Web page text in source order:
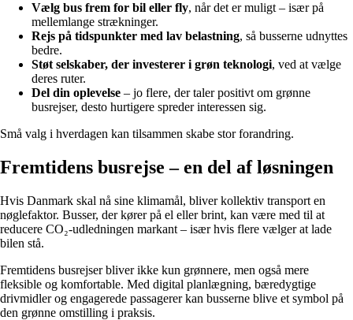
Vælg bus frem for bil eller fly, når det er muligt – især på
mellemlange strækninger.
Rejs på tidspunkter med lav belastning, så busserne udnyttes
bedre.
Støt selskaber, der investerer i grøn teknologi, ved at vælge
deres ruter.
Del din oplevelse – jo flere, der taler positivt om grønne
busrejser, desto hurtigere spreder interessen sig.
Små valg i hverdagen kan tilsammen skabe stor forandring.
Fremtidens busrejse – en del af løsningen
Hvis Danmark skal nå sine klimamål, bliver kollektiv transport en
nøglefaktor. Busser, der kører på el eller brint, kan være med til at
reducere CO₂-udledningen markant – især hvis flere vælger at lade
bilen stå.
Fremtidens busrejser bliver ikke kun grønnere, men også mere
fleksible og komfortable. Med digital planlægning, bæredygtige
drivmidler og engagerede passagerer kan busserne blive et symbol på
den grønne omstilling i praksis.